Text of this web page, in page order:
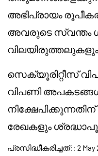
അഭിപ്രായം
അവരുടെ സ്വന്തം
സെക്യൂരിറ്റീസ്
വിപണി
രേഖകളും
പ്രസിദ്ധീകരിച്ചത്: : 2 May